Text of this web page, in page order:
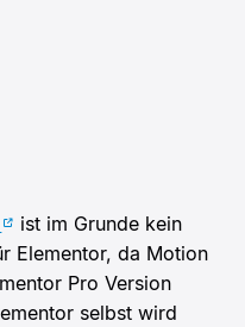
ist im Grunde kein
Elementor, da Motion
Pro Version
selbst wird